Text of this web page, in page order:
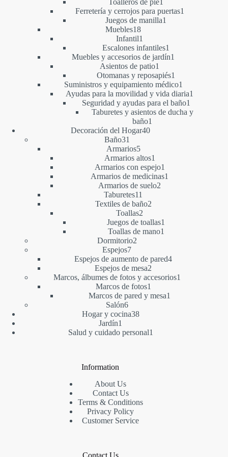
Toalleros de pie1
producto
Ferretería y cerrojos para puertas1
Juegos de manilla1
Muebles1818
productos
Infantil1
producto
Escalones infantiles1
producto
Muebles y accesorios de jardín1
Asientos de patio1
producto
Otomanas y reposapiés1
producto
Suministros y equipamiento médico1
producto
Ayudas para la movilidad y vida diaria1
Seguridad y ayudas para el baño1
producto
Taburetes y asientos de ducha y
baño1
Decoración del Hogar4040
Baño31
productos
Armarios55
productos
Armarios altos1
producto
Armarios con espejo1
producto
Armarios de medicinas1
Armarios de suelo2
Taburetes11
productos
Textiles de baño22
Toallas2
productos
Juegos de toallas1
Toallas de mano1
Dormitorio22
Espejos77
productos
Espejos de aumento de pared44
Espejos de mesa2
productos
Marcos, álbumes de fotos y accesorios1
Marcos de fotos1
producto
Marcos de pared y mesa1
Salón66
productos
Hogar y cocina3838
Jardín1
producto
Salud y cuidado personal1
Information
About Us
Contact Us
Terms & Conditions
Privacy Policy
Customer Service